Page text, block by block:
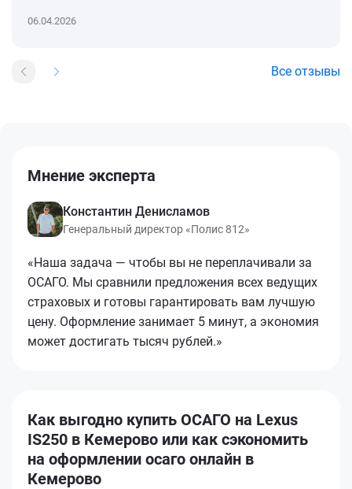
06.04.2026
Все отзывы
Мнение эксперта
Константин Денисламов
Генеральный директор «Полис 812»
«Наша задача — чтобы вы не переплачивали за
ОСАГО. Мы сравнили предложения всех ведущих
страховых и готовы гарантировать вам лучшую
цену. Оформление занимает 5 минут, а экономия
может достигать тысяч рублей.»
Как выгодно купить ОСАГО на Lexus
IS250 в Кемерово или как сэкономить
на оформлении осаго онлайн в
Кемерово